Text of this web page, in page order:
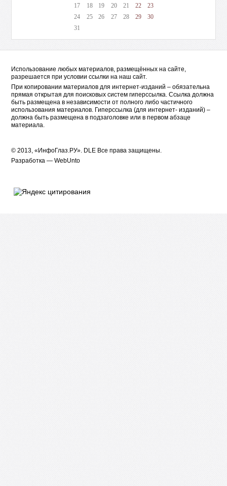
17 18 19 20 21 22
23
24
25 26 27 28 29
30
31
Использование любых материалов, размещённых на сайте,
разрешается при условии ссылки на наш сайт.
При копировании материалов для интернет-изданий – обязательна
прямая открытая для поисковых систем гиперссылка. Ссылка должна
быть размещена в независимости от полного либо частичного
использования материалов. Гиперссылка (для интернет- изданий) –
должна быть размещена в подзаголовке или в первом абзаце
материала.
© 2013, «ИнфоГлаз.РУ». DLE Все права защищены.
Разработка —WebUnto